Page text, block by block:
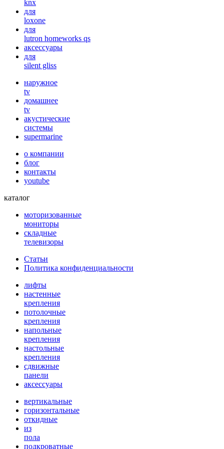
knx
для
loxone
для
lutron homeworks qs
аксессуары
для
silent gliss
наружное
tv
домашнее
tv
акустические
системы
supermarine
о компании
блог
контакты
youtube
каталог
моторизованные
мониторы
складные
телевизоры
Статьи
Политика конфиденциальности
лифты
настенные
крепления
потолочные
крепления
напольные
крепления
настольные
крепления
сдвижные
панели
аксессуары
вертикальные
горизонтальные
откидные
из
пола
подкроватные